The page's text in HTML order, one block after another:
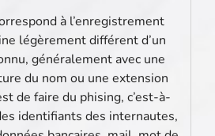
à l’enregistrement
légèrement différent d’un
généralement avec une
du nom ou une extension
de faire du phising, c’est-à-
identifiants des internautes,